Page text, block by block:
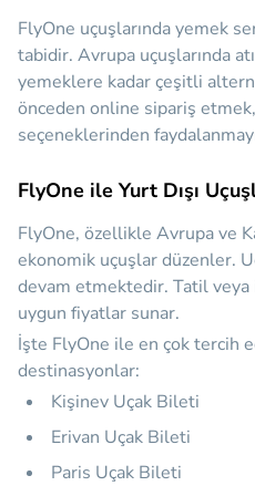
FlyOne uçuşlarında yemek
tabidir. Avrupa uçuşlarında
yemeklere kadar çeşitli
önceden online sipariş
seçeneklerinden
FlyOne ile Yurt Dışı
FlyOne, özellikle Avrupa ve
ekonomik uçuşlar düzenler.
devam etmektedir. Tatil veya
uygun fiyatlar sunar.
İşte FlyOne ile en çok tercih
destinasyonlar:
Kişinev Uçak Bileti
Erivan Uçak Bileti
Paris Uçak Bileti